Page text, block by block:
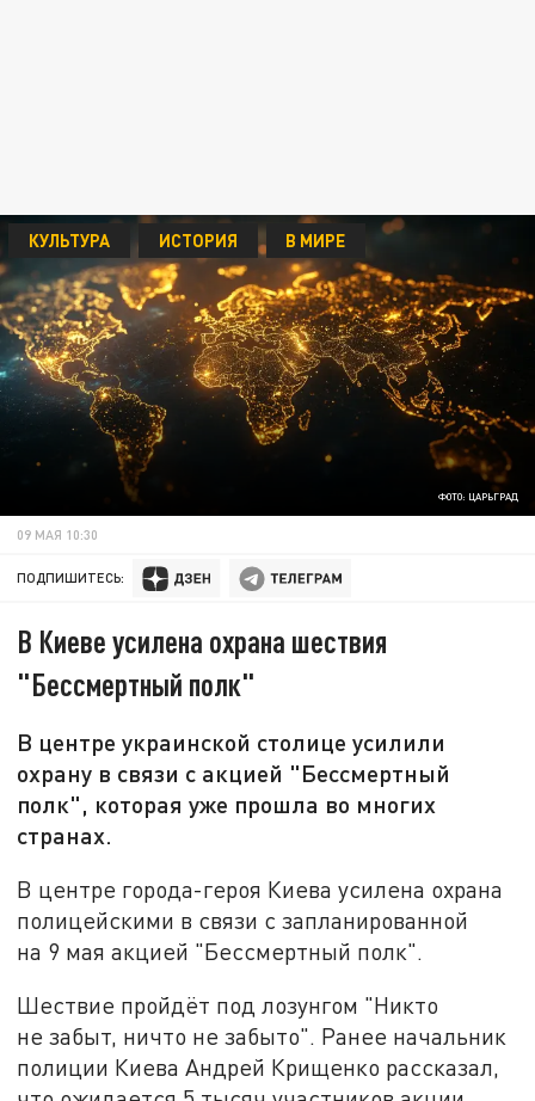
ФОТО: ЦАРЬГРАД
КУЛЬТУРА ИСТОРИЯ В МИРЕ
09 МАЯ 10:30
ПОДПИШИТЕСЬ:
В Киеве усилена охрана шествия
"Бессмертный полк"
В центре украинской столице усилили
охрану в связи с акцией "Бессмертный
полк", которая уже прошла во многих
странах.
В центре города-героя Киева усилена охрана
полицейскими в связи с запланированной
на 9 мая акцией "Бессмертный полк".
Шествие пройдёт под лозунгом "Никто
не забыт, ничто не забыто". Ранее начальник
полиции Киева Андрей Крищенко рассказал,